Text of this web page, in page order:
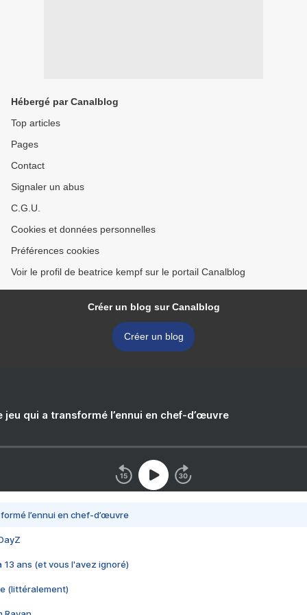
Hébergé par Canalblog
Top articles
Pages
Contact
Signaler un abus
C.G.U.
Cookies et données personnelles
Préférences cookies
Voir le profil de beatrice kempf sur le portail Canalblog
Créer un blog sur Canalblog
Créer un blog
jeu qui a transformé l’ennui en chef-d’œuvre
l’ennui en chef-d’œuvre
13 ans (et vous l'avez ignoré)
(littéralement)